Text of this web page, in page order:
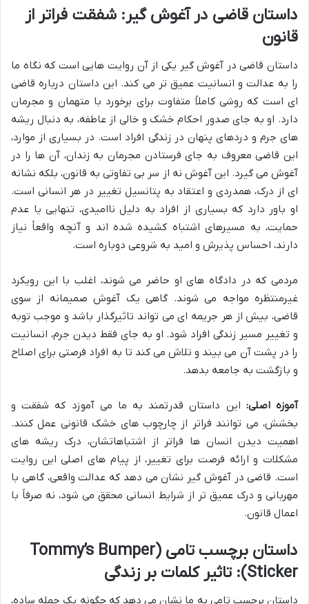
داستان قاضی در آغوش گیر: شفقت فراتر از
قانون
داستان قاضی در آغوش گیر یکی از آن روایت هایی است که نگاه ما
را به عدالت و انسانیت عمیق تر می کند. این داستان درباره قاضی
ای است که روشی کاملاً متفاوت برای برخورد با متهمان و مجرمان
دارد. او به جای صدور احکام خشک و خالی از عاطفه، به دنبال ریشه
های جرم و دردهای پنهان در زندگی افراد است. در بسیاری از موارد،
این قاضی معروف به جای فرستادن مجرمان به زندان، آن ها را در
آغوش می گیرد. این آغوش نه از سر بی تفاوتی به قانون، بلکه نشانه
ای از درک، همدردی و اعتقاد به پتانسیل تغییر در هر انسانی است.
او باور دارد که بسیاری از افراد به دلیل ناامیدی، تنهایی یا عدم
حمایت، به مسیرهای اشتباه کشیده شده اند و آنچه واقعاً نیاز
دارند، احساس پذیرش و امید به شروعی دوباره است.
مردمی که در دادگاه های او حاضر می شوند، اغلب با این رویکرد
غیرمنتظره مواجه می شوند. گاهی یک آغوش صمیمانه از سوی
قاضی، بیش از هر جریمه ای می تواند تاثیرگذار باشد و موجب توبه
و تغییر مسیر زندگی افراد شود. او به جای فقط دیدن جرم، انسانیت
را در پشت آن می بیند و تلاش می کند تا به افراد فرصتی برای اصلاح
و بازگشت به جامعه بدهد.
آموزه اصلی: این داستان قدرتمند به ما می آموزد که شفقت و
بخشش، می توانند فراتر از چارچوب های خشک قانونی عمل کنند.
اهمیت دیدن انسان ها فراتر از اشتباهاتشان، درک ریشه های
مشکلات و ارائه فرصت برای تغییر، از پیام های اصلی این روایت
است. قاضی در آغوش گیر نشان می دهد که عدالت واقعی، گاهی با
مهربانی و درک عمیق تر از شرایط انسانی محقق می شود، نه صرفاً با
اعمال قانون.
داستان برچسب تامی (Tommy’s Bumper
Sticker): تاثیر کلمات بر زندگی
داستان برچسب تامی به ما نشان می دهد که چگونه یک جمله ساده،